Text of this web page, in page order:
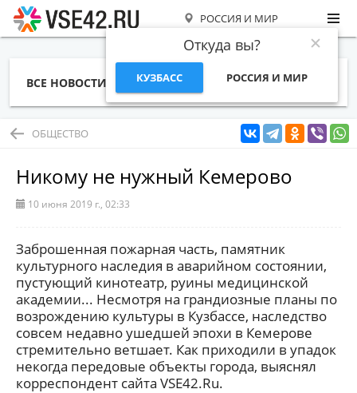
РОССИЯ И МИР
Откуда вы?
КУЗБАСС РОССИЯ И МИР
ВСЕ НОВОСТИ СТАТЬИ ТЕМЫ ФОТО
ОБЩЕСТВО
Никому не нужный Кемерово
10 июня 2019 г., 02:33
Заброшенная пожарная часть, памятник
культурного наследия в аварийном состоянии,
пустующий кинотеатр, руины медицинской
академии... Несмотря на грандиозные планы по
возрождению культуры в Кузбассе, наследство
совсем недавно ушедшей эпохи в Кемерове
стремительно ветшает. Как приходили в упадок
некогда передовые объекты города, выяснял
корреспондент сайта VSE42.Ru.